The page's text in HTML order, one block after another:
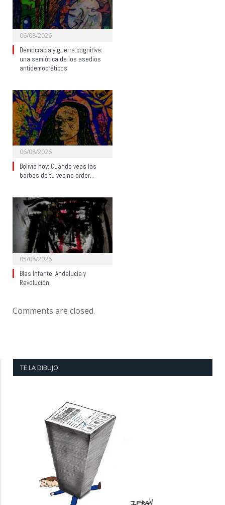
06/08/2026
Democracia y guerra cognitiva:
una semiótica de los asedios
antidemocráticos
06/08/2026
Bolivia hoy: Cuando veas las
barbas de tu vecino arder…
05/08/2026
Blas Infante: Andalucía y
Revolución.
Comments are closed.
TE LA DIBUJO